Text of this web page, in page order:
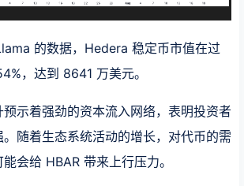
的数据，Hedera 稳定币市值在过
，达到 8641 万美元。
示着强劲的资本流入网络，表明投资者
随着生态系统活动的增长，对代币的需
会给 HBAR 带来上行压力。